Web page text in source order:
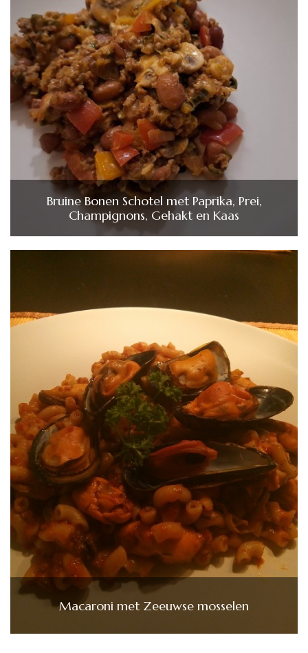
Bruine Bonen Schotel met Paprika, Prei,
Champignons, Gehakt en Kaas
Macaroni met Zeeuwse mosselen